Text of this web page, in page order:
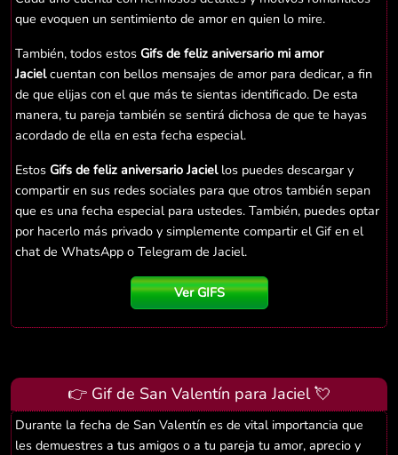
que evoquen un sentimiento de amor en quien lo mire.
También, todos estos Gifs de feliz aniversario mi amor
Jacielcuentan con bellos mensajes de amor para dedicar, a fin
de que elijas con el que más te sientas identificado. De esta
manera, tu pareja también se sentirá dichosa de que te hayas
acordado de ella en esta fecha especial.
Estos Gifs de feliz aniversario Jaciellos puedes descargar y
compartir en sus redes sociales para que otros también sepan
que es una fecha especial para ustedes. También, puedes optar
por hacerlo más privado y simplemente compartir el Gif en el
chat de WhatsApp o Telegram de Jaciel.
Ver GIFS
👉 Gif de San Valentín para Jaciel 💘
Durante la fecha de San Valentín es de vital importancia que
les demuestres a tus amigos o a tu pareja tu amor, aprecio y